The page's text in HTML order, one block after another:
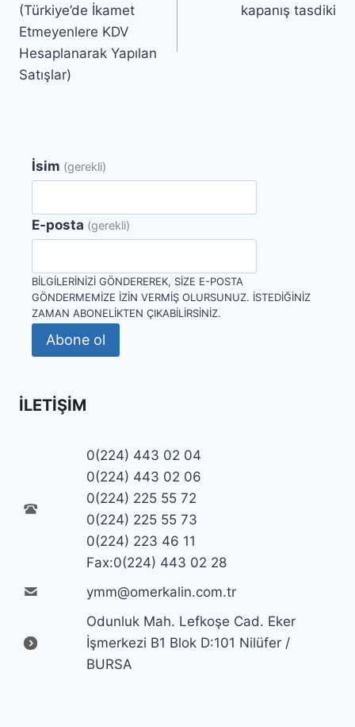
(Türkiye’de İkamet
Etmeyenlere KDV
Hesaplanarak Yapılan
Satışlar)
kapanış tasdiki
İsim (gerekli)
E-posta (gerekli)
BILGILERINIZI GÖNDEREREK, SIZE E-POSTA
GÖNDERMEMIZE IZIN VERMIŞ OLURSUNUZ. İSTEDIĞINIZ
ZAMAN ABONELIKTEN ÇIKABILIRSINIZ.
Abone ol
İLETIŞIM
0(224) 443 02 04
0(224) 443 02 06
0(224) 225 55 72
0(224) 225 55 73
0(224) 223 46 11
Fax:0(224) 443 02 28
ymm@omerkalin.com.tr
Odunluk Mah. Lefkoşe Cad. Eker
İşmerkezi B1 Blok D:101 Nilüfer /
BURSA